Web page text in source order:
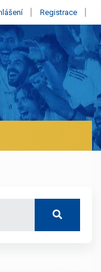
| BALETKY #33
Registrace